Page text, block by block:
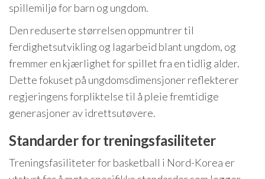
spillemiljø for barn og ungdom.
Den reduserte størrelsen oppmuntrer til
ferdighetsutvikling og lagarbeid blant ungdom, og
fremmer en kjærlighet for spillet fra en tidlig alder.
Dette fokuset på ungdomsdimensjoner reflekterer
regjeringens forpliktelse til å pleie fremtidige
generasjoner av idrettsutøvere.
Standarder for treningsfasiliteter
Treningsfasiliteter for basketball i Nord-Korea er